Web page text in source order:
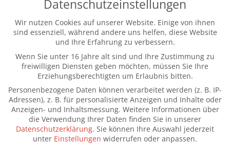
Sarah Lappe
(+49) 177 8231005
kontakt@sarah-lappe.de
Menü
Home
Über Mich
Datenschutzeinstellungen
Wir nutzen Cookies auf unserer Website. Einige von ihnen
sind essenziell, während andere uns helfen, diese Website
und Ihre Erfahrung zu verbessern.
Wenn Sie unter 16 Jahre alt sind und Ihre Zustimmung zu
freiwilligen Diensten geben möchten, müssen Sie Ihre
Erziehungsberechtigten um Erlaubnis bitten.
Personenbezogene Daten können verarbeitet werden (z. B. IP-
Adressen), z. B. für personalisierte Anzeigen und Inhalte oder
Anzeigen- und Inhaltsmessung. Weitere Informationen über
die Verwendung Ihrer Daten finden Sie in unserer
Datenschutzerklärung. Sie können Ihre Auswahl jederzeit
unter Einstellungen widerrufen oder anpassen.